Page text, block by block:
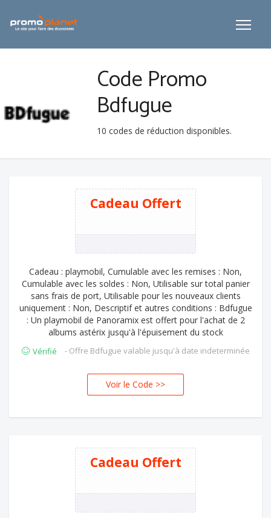
Code Promo
Bdfugue
10 codes de réduction disponibles.
Cadeau Offert
Cadeau : playmobil, Cumulable avec les remises : Non,
Cumulable avec les soldes : Non, Utilisable sur total panier
sans frais de port, Utilisable pour les nouveaux clients
uniquement : Non, Descriptif et autres conditions : Bdfugue
: Un playmobil de Panoramix est offert pour l'achat de 2
albums astérix jusqu'à l'épuisement du stock
Vérifié - Offre Bdfugue valable jusqu'à date indeterminée
MIX
Voir le Code >>
Cadeau Offert